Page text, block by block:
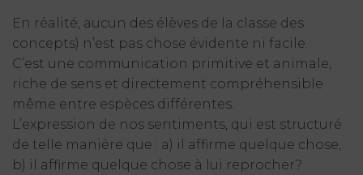
En réalité, aucun des élèves de la classe des
concepts) n’est pas chose évidente ni facile.
C’est une communication primitive et animale,
riche de sens et directement compréhensible
même entre espèces différentes.
L’expression de nos sentiments, qui est structuré
de telle manière que : a) il affirme quelque chose,
b) il affirme quelque chose à lui reprocher?